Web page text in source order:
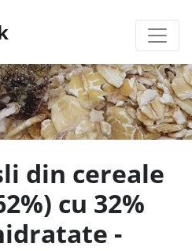
din cereale
cu 32%
-